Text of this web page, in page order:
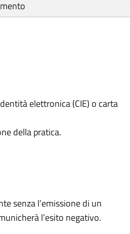
elettronica (CIE) o carta
della pratica.
senza l’emissione di un
l’esito negativo.